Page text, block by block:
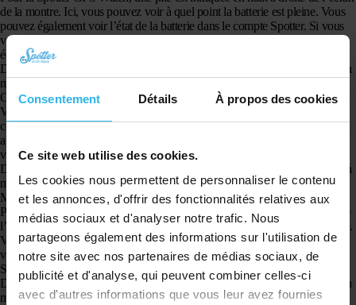
Consentement Détails À propos des cookies
Ce site web utilise des cookies.
Les cookies nous permettent de personnaliser le contenu
et les annonces, d'offrir des fonctionnalités relatives aux
médias sociaux et d'analyser notre trafic. Nous
partageons également des informations sur l'utilisation de
notre site avec nos partenaires de médias sociaux, de
publicité et d'analyse, qui peuvent combiner celles-ci
avec d'autres informations que vous leur avez fournies
de la montre. Ici, vous pouvez voir à quel point la batterie est pleine. Vous
pouvez également voir l’état de la batterie dans le compte Spotter. Si vous
vous connectez au compte, allez sur la carte et cliquez ici sur le Spotter, un
écran apparaîtra. Cet écran affiche l’état de la batterie.
De plus, si le pourcentage de batterie est inférieur à 15 %, vous recevrez un
message push via l’application Spotter et un e-mail à l’adresse e-mail liée.
Observateur d’animaux
Vous pouvez voir l’état de la batterie dans le compte Spotter. Si vous vous
connectez au compte, allez sur la carte et cliquez ici sur le Spotter, un écran
apparaîtra. Cet écran affiche l’état de la batterie. Lorsque le Pet Spotter est
vide, vous entendrez un son et le Pet Spotter s’éteindra.
De plus, si le pourcentage de batterie est inférieur à 15 %, vous recevrez un
message push via l’application Spotter et un e-mail à l’adresse e-mail liée.
Montre GPS Spotter – Air
Pour la Spotter GPS Watch Air, une batterie est affichée en haut à droite de
l’écran de la montre. Ici, vous pouvez voir à quel point la batterie est pleine.
Vous pouvez également voir l’état de la batterie dans le compte Spotter. Si
vous vous connectez au compte, allez sur la carte et cliquez ici sur le
Spotter, un écran apparaîtra. Cet écran affiche l’état de la batterie.
De plus, si le pourcentage de batterie est inférieur à 15 %, vous recevrez un
message push via l’application Spotter et un e-mail à l’adresse e-mail liée.